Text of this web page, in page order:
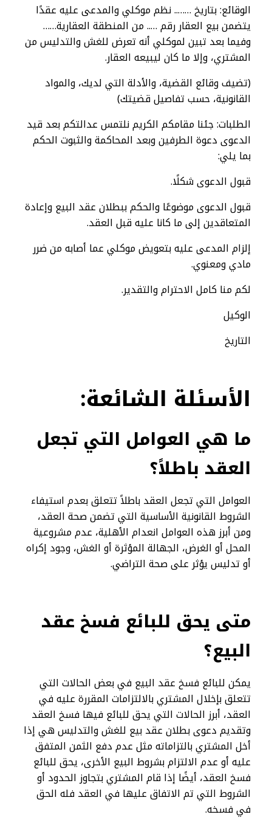
الوقائع: بتاريخ …….. نظم موكلي والمدعى عليه عقدًا
يتضمن بيع العقار رقم ….. من المنطقة العقارية……
وفيما بعد تبين لموكلي أنه تعرض للغش والتدليس من
المشتري، وإلا ما كان ليبيعه العقار.
(تضيف وقائع القضية، والأدلة التي لديك، والمواد
القانونية، حسب تفاصيل قضيتك)
الطلبات: جئنا مقامكم الكريم نلتمس عدالتكم بعد قيد
الدعوى دعوة الطرفين وبعد المحاكمة والثبوت الحكم
بما يلي:
قبول الدعوى شكلًا.
قبول الدعوى موضوعًا والحكم ببطلان عقد البيع وإعادة
المتعاقدين إلى ما كانا عليه قبل العقد.
إلزام المدعى عليه بتعويض موكلي عما أصابه من ضرر
مادي ومعنوي.
لكم منا كامل الاحترام والتقدير.
الوكيل
التاريخ
الأسئلة الشائعة:
ما هي العوامل التي تجعل
العقد باطلاً؟
العوامل التي تجعل العقد باطلاً تتعلق بعدم استيفاء
الشروط القانونية الأساسية التي تضمن صحة العقد،
ومن أبرز هذه العوامل انعدام الأهلية، عدم مشروعية
المحل أو الغرض، الجهالة المؤثرة أو الغش، وجود إكراه
أو تدليس يؤثر على صحة التراضي.
متى يحق للبائع فسخ عقد
البيع؟
يمكن للبائع فسخ عقد البيع في بعض الحالات التي
تتعلق بإخلال المشتري بالالتزامات المقررة عليه في
العقد، أبرز الحالات التي يحق للبائع فيها فسخ العقد
وتقديم دعوى بطلان عقد بيع للغش والتدليس هي إذا
أخل المشتري بالتزاماته مثل عدم دفع الثمن المتفق
عليه أو عدم الالتزام بشروط البيع الأخرى، يحق للبائع
فسخ العقد، أيضًا إذا قام المشتري بتجاوز الحدود أو
الشروط التي تم الاتفاق عليها في العقد فله الحق
في فسخه.